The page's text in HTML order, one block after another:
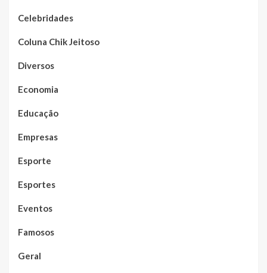
Celebridades
Coluna Chik Jeitoso
Diversos
Economia
Educação
Empresas
Esporte
Esportes
Eventos
Famosos
Geral